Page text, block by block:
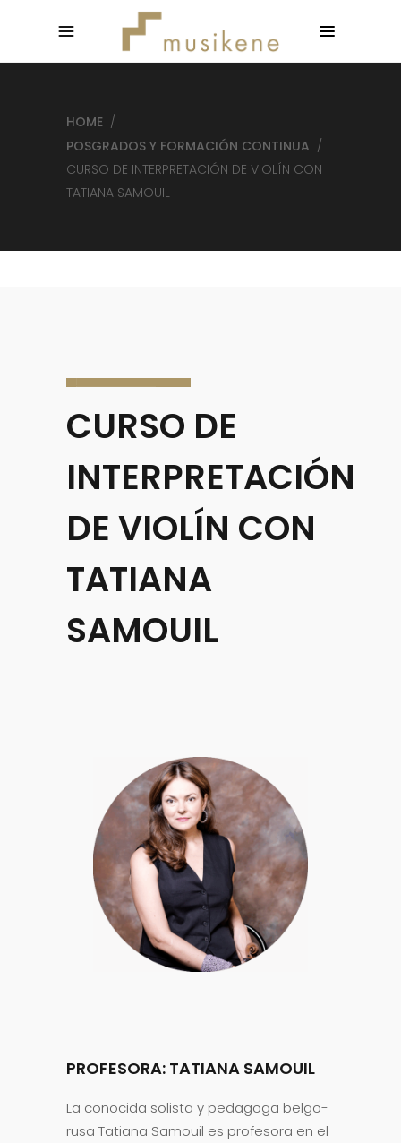
HOME /
POSGRADOS Y FORMACIÓN CONTINUA /
CURSO DE INTERPRETACIÓN DE VIOLÍN CON
TATIANA SAMOUIL
CURSO DE
INTERPRETACIÓN
DE VIOLÍN CON
TATIANA
SAMOUIL
PROFESORA: TATIANA SAMOUIL
La conocida solista y pedagoga belgo-
rusa Tatiana Samouil es profesora en el